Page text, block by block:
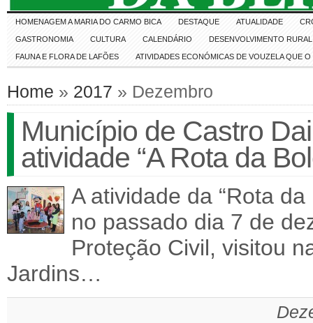
HOMENAGEM A MARIA DO CARMO BICA DESTAQUE ATUALIDADE
GASTRONOMIA CULTURA CALENDÁRIO DESENVOLVIMENTO RURAL
FAUNA E FLORA DE LAFÕES ATIVIDADES ECONÓMICAS DE VOUZELA QUE
Home » 2017 » Dezembro
Município de Castro
atividade “A Rota da
A atividade da “Rota
no passado dia 7 de
Proteção Civil, visitou
Jardins…